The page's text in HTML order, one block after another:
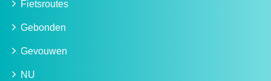
Fietsroutes
Gebonden
Gevouwen
NU